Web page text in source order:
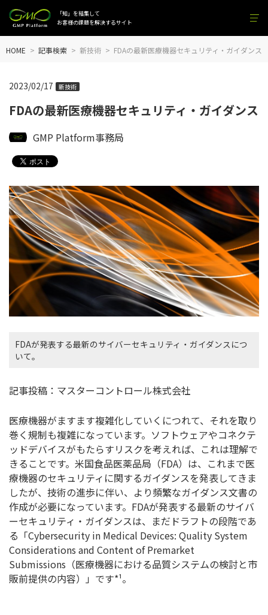
「知」を結集して
お客様の課題を解決するサイト
HOME 記事検索 新技術 FDAの最新医療機器セキュリティ・ガイダンス
FDAの最新医療機器セキュリティ・ガイダンス
2023/02/17 新技術
GMP Platform事務局
FDAが発表する最新のサイバーセキュリティ・ガイダンスにつ
いて。
記事投稿：マスターコントロール株式会社
医療機器がますます複雑化していくにつれて、それを取り
巻く規制も複雑になっています。ソフトウェアやコネクテ
ッドデバイスがもたらすリスクを考えれば、これは理解で
きることです。米国食品医薬品局（FDA）は、これまで医
療機器のセキュリティに関するガイダンスを発表してきま
したが、技術の進歩に伴い、より頻繁なガイダンス文書の
作成が必要になっています。FDAが発表する最新のサイバ
ーセキュリティ・ガイダンスは、まだドラフトの段階であ
る「Cybersecurity in Medical Devices: Quality System
Considerations and Content of Premarket
Submissions（医療機器における品質システムの検討と市
販前提供の内容）」です*¹。